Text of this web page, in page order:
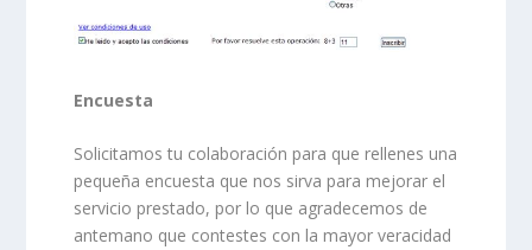
Encuesta
Solicitamos tu colaboración para que rellenes una
pequeña encuesta que nos sirva para mejorar el
servicio prestado, por lo que agradecemos de
antemano que contestes con la mayor veracidad